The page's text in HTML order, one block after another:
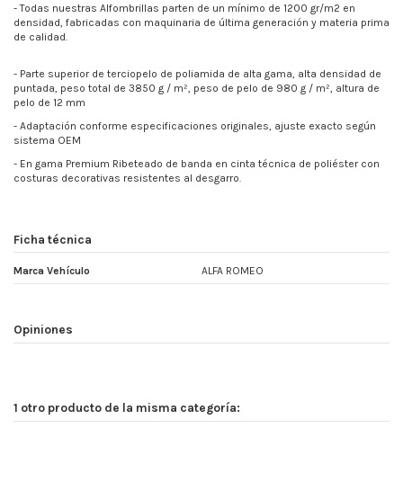
- Todas nuestras Alfombrillas parten de un mínimo de 1200 gr/m2 en
densidad, fabricadas con maquinaria de última generación y materia prima
de calidad.
- Parte superior de terciopelo de poliamida de alta gama, alta densidad de
puntada, peso total de 3850 g / m², peso de pelo de 980 g / m², altura de
pelo de 12 mm
- Adaptación conforme especificaciones originales, ajuste exacto según
sistema OEM
- En gama Premium Ribeteado de banda en cinta técnica de poliéster con
costuras decorativas resistentes al desgarro.
Ficha técnica
Marca Vehículo ALFA ROMEO
Opiniones
1 otro producto de la misma categoría: